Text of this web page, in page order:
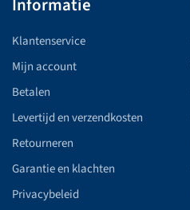
Klantenservice
Mijn account
Betalen
Levertijd en verzendkosten
Retourneren
Garantie en klachten
Privacybeleid